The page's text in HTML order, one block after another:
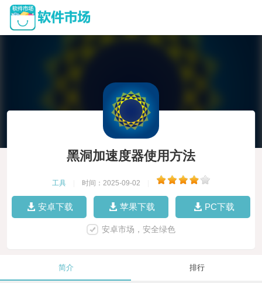
黑洞加速度器使用方法
工具 时间：2025-09-02
安卓下载 苹果下载 PC下载
安卓市场，安全绿色
简介 排行